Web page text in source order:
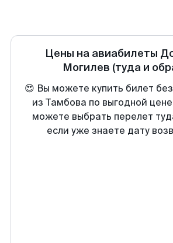
Цены на авиабилеты
Могилев (туда и
😍 Вы можете купить билет
из Тамбова по выгодной
можете выбрать перелет
если уже знаете дату